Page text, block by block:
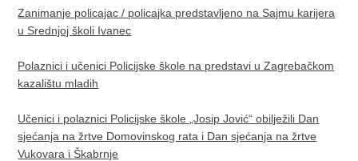
Zanimanje policajac / policajka predstavljeno na Sajmu karijera
u Srednjoj školi Ivanec
Polaznici i učenici Policijske škole na predstavi u Zagrebačkom
kazalištu mladih
Učenici i polaznici Policijske škole „Josip Jović“ obilježili Dan
sjećanja na žrtve Domovinskog rata i Dan sjećanja na žrtve
Vukovara i Škabrnje